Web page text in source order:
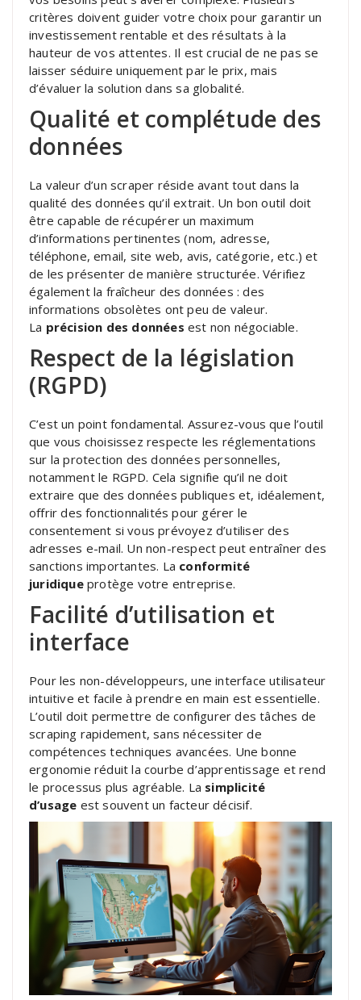
critères doivent guider votre choix pour garantir un
investissement rentable et des résultats à la
hauteur de vos attentes. Il est crucial de ne pas se
laisser séduire uniquement par le prix, mais
d’évaluer la solution dans sa globalité.
Qualité et complétude des
données
La valeur d’un scraper réside avant tout dans la
qualité des données qu’il extrait. Un bon outil doit
être capable de récupérer un maximum
d’informations pertinentes (nom, adresse,
téléphone, email, site web, avis, catégorie, etc.) et
de les présenter de manière structurée. Vérifiez
également la fraîcheur des données : des
informations obsolètes ont peu de valeur.
La précision des données est non négociable.
Respect de la législation
(RGPD)
C’est un point fondamental. Assurez-vous que l’outil
que vous choisissez respecte les réglementations
sur la protection des données personnelles,
notamment le RGPD. Cela signifie qu’il ne doit
extraire que des données publiques et, idéalement,
offrir des fonctionnalités pour gérer le
consentement si vous prévoyez d’utiliser des
adresses e-mail. Un non-respect peut entraîner des
sanctions importantes. La conformité
juridiqueprotège votre entreprise.
Facilité d’utilisation et
interface
Pour les non-développeurs, une interface utilisateur
intuitive et facile à prendre en main est essentielle.
L’outil doit permettre de configurer des tâches de
scraping rapidement, sans nécessiter de
compétences techniques avancées. Une bonne
ergonomie réduit la courbe d’apprentissage et rend
le processus plus agréable. La simplicité
d’usage est souvent un facteur décisif.